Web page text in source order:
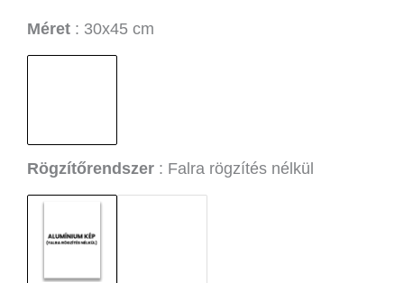
Méret 30x45 cm
Rögzítőrendszer Falra rögzítés nélkül
Waiting
Happy
mennyiség